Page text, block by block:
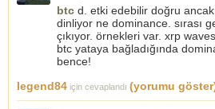
btc d. etki edebilir doğru
dinliyor ne dominance. sırası
çıkıyor. örnekleri var. xrp
btc yataya bağladığında
bence!
legend84 için cevaplandı (yorumu